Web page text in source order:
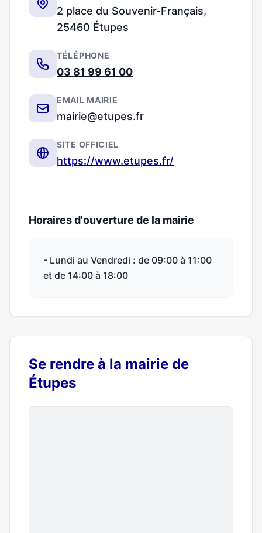
2 place du Souvenir-Français,
25460 Étupes
TÉLÉPHONE
03 81 99 61 00
EMAIL MAIRIE
mairie@etupes.fr
SITE OFFICIEL
https://www.etupes.fr/
Horaires d'ouverture de la mairie
- Lundi au Vendredi : de 09:00 à 11:00
et de 14:00 à 18:00
Se rendre à la mairie de
Étupes